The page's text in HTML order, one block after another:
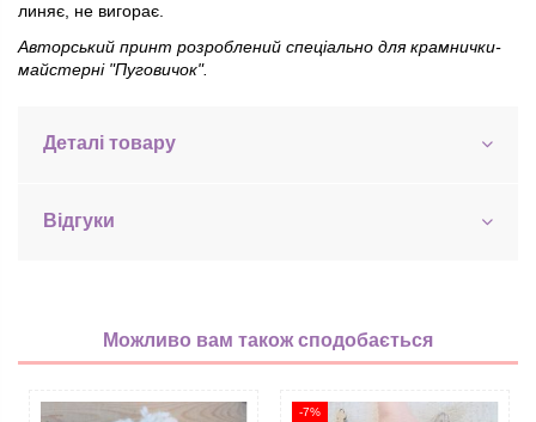
линяє, не вигорає.
Авторський принт розроблений спеціально для крамнички-
майстерні "Пуговичок".
Деталі товару
Відгуки
Можливо вам також сподобається
-7%